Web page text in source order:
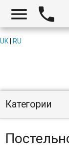
 
UK RU
Категории